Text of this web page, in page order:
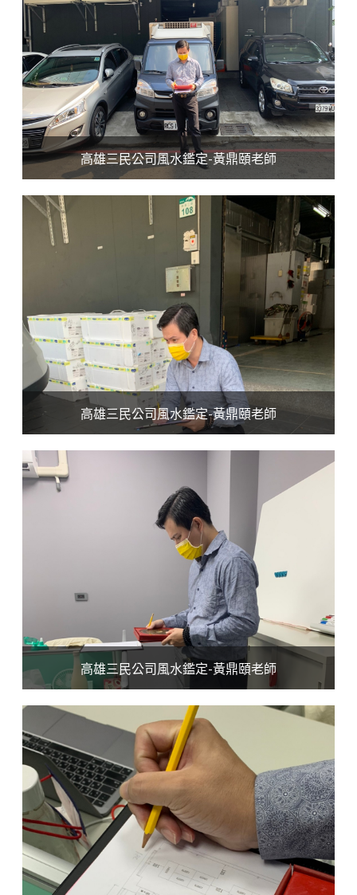
高雄三民公司風水鑑定-黃鼎頤老師
高雄三民公司風水鑑定-黃鼎頤老師
高雄三民公司風水鑑定-黃鼎頤老師